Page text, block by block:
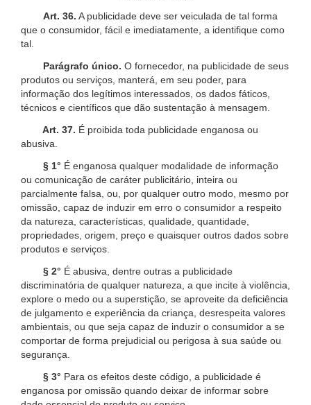
Art. 36. A publicidade deve ser veiculada de tal forma
que o consumidor, fácil e imediatamente, a identifique como
tal.
Parágrafo único. O fornecedor, na publicidade de seus
produtos ou serviços, manterá, em seu poder, para
informação dos legítimos interessados, os dados fáticos,
técnicos e científicos que dão sustentação à mensagem.
Art. 37. É proibida toda publicidade enganosa ou
abusiva.
§ 1° É enganosa qualquer modalidade de informação
ou comunicação de caráter publicitário, inteira ou
parcialmente falsa, ou, por qualquer outro modo, mesmo por
omissão, capaz de induzir em erro o consumidor a respeito
da natureza, características, qualidade, quantidade,
propriedades, origem, preço e quaisquer outros dados sobre
produtos e serviços.
§ 2° É abusiva, dentre outras a publicidade
discriminatória de qualquer natureza, a que incite à violência,
explore o medo ou a superstição, se aproveite da deficiência
de julgamento e experiência da criança, desrespeita valores
ambientais, ou que seja capaz de induzir o consumidor a se
comportar de forma prejudicial ou perigosa à sua saúde ou
segurança.
§ 3° Para os efeitos deste código, a publicidade é
enganosa por omissão quando deixar de informar sobre